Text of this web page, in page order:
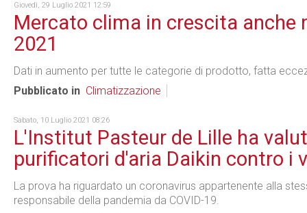
Giovedì, 29 Luglio 2021 12:59
Mercato clima in crescita anche
2021
Dati in aumento per tutte le categorie di prodotto, fatta
Pubblicato in Climatizzazione
Sabato, 10 Luglio 2021 08:26
L'Institut Pasteur de Lille ha
purificatori d'aria Daikin contro i
La prova ha riguardato un coronavirus appartenente alla
responsabile della pandemia da COVID-19.